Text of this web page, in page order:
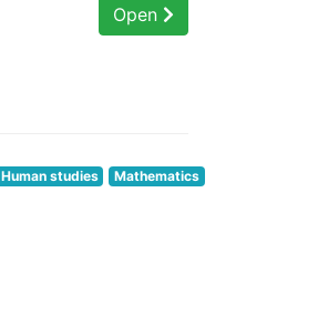
Open
Human studies Mathematics